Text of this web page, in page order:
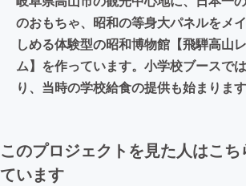
のおもちゃ、昭和の等身大パネルをメ
しめる体験型の昭和博物館【飛騨高山
ム】を作っています。小学校ブースで
り、当時の学校給食の提供も始まります
このプロジェクトを見た人はこ
ています